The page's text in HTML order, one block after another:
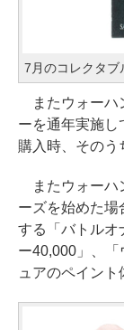
7月のコレクタブ
またウォーハ
ーを通年実施し
購入時、そのう
またウォーハ
ーズを始めた場
する「バトルオ
ー40,000」、
ュアのペイント